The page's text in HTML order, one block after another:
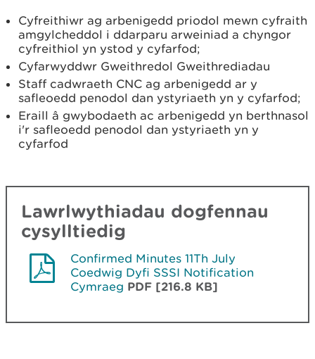
Cyfreithiwr ag arbenigedd priodol mewn cyfraith
amgylcheddol i ddarparu arweiniad a chyngor
cyfreithiol yn ystod y cyfarfod;
Cyfarwyddwr Gweithredol Gweithrediadau
Staff cadwraeth CNC ag arbenigedd ar y
safleoedd penodol dan ystyriaeth yn y cyfarfod;
Eraill â gwybodaeth ac arbenigedd yn berthnasol
i'r safleoedd penodol dan ystyriaeth yn y
cyfarfod
Lawrlwythiadau dogfennau
cysylltiedig
Confirmed Minutes 11Th July
Coedwig Dyfi SSSI Notification
Cymraeg PDF [216.8 KB]